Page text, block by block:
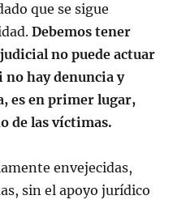
que se sigue
Debemos tener
no puede actuar
hay denuncia y
es en primer lugar,
de las víctimas.
envejecidas,
sin el apoyo jurídico